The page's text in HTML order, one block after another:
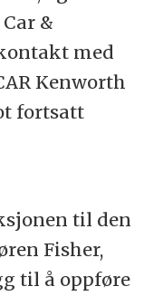
&
med
Kenworth
fortsatt
til den
Fisher,
til å oppføre